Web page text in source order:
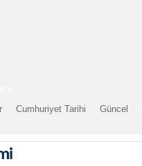
Cumhuriyet Tarihi Güncel